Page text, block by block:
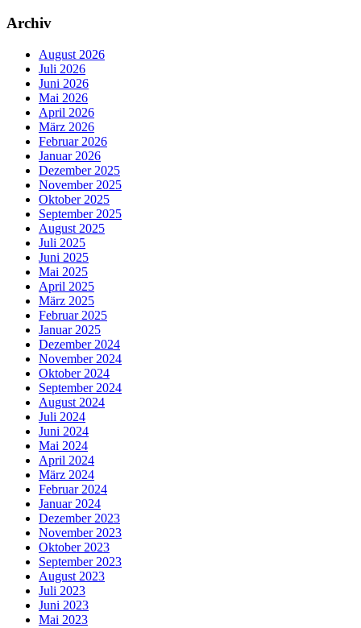
Archiv
August 2026
Juli 2026
Juni 2026
Mai 2026
April 2026
März 2026
Februar 2026
Januar 2026
Dezember 2025
November 2025
Oktober 2025
September 2025
August 2025
Juli 2025
Juni 2025
Mai 2025
April 2025
März 2025
Februar 2025
Januar 2025
Dezember 2024
November 2024
Oktober 2024
September 2024
August 2024
Juli 2024
Juni 2024
Mai 2024
April 2024
März 2024
Februar 2024
Januar 2024
Dezember 2023
November 2023
Oktober 2023
September 2023
August 2023
Juli 2023
Juni 2023
Mai 2023